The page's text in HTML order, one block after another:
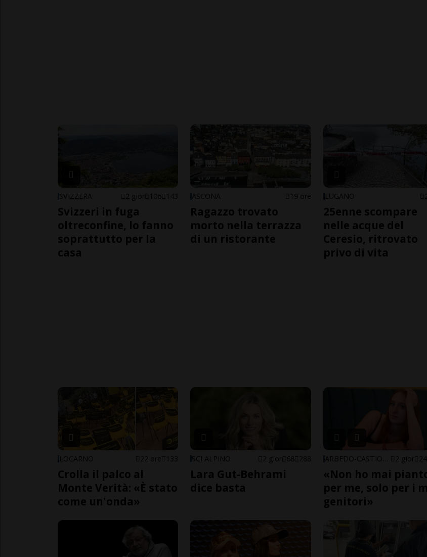
SVIZZERA 2 gior 106 143
Svizzeri in fuga
oltreconfine, lo fanno
soprattutto per la
casa
ASCONA 19 ore
Ragazzo trovato
morto nella terrazza
di un ristorante
LUGANO
25enne scompare
nelle acque del
Ceresio, ritrovato
privo di vita
LOCARNO 22 ore 133
Crolla il palco al
Monte Verità: «È stato
come un'onda»
SCI ALPINO 2 gior 68 288
Lara Gut-Behrami
dice basta
2 gior 24
«Non ho mai
per me, solo per i
genitori»